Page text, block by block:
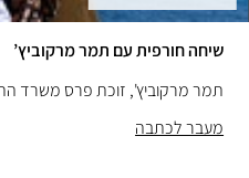
שיחה חורפית עם תמר מרקוביץ’
תמר מרקוביץ', זוכת פרס משרד
מעבר לכתבה